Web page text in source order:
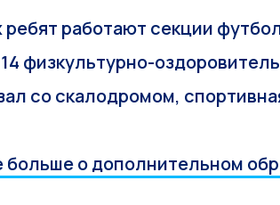
работают секции
физкультурно-
со скалодромом,
больше о дополнительном